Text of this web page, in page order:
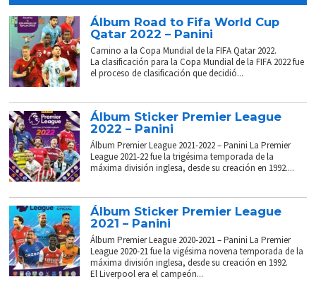
Álbum Road to Fifa World Cup
Qatar 2022 – Panini
Camino a la Copa Mundial de la FIFA Qatar 2022.
La clasificación para la Copa Mundial de la FIFA 2022 fue
el proceso de clasificación que decidió...
Álbum Sticker Premier League
2022 – Panini
Álbum Premier League 2021-2022 – Panini La Premier
League 2021-22 fue la trigésima temporada de la
máxima división inglesa, desde su creación en 1992....
Álbum Sticker Premier League
2021 – Panini
Álbum Premier League 2020-2021 – Panini La Premier
League 2020-21 fue la vigésima novena temporada de la
máxima división inglesa, desde su creación en 1992.
El Liverpool era el campeón...